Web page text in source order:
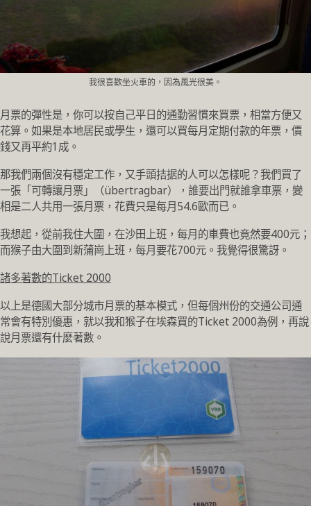
我很喜歡坐火車的，因為風光很美。
月票的彈性是，你可以按自己平日的通勤習慣來買票，相當方便又
花算。如果是本地居民或學生，還可以買每月定期付款的年票，價
錢又再平約1成。
那我們兩個沒有穩定工作，又手頭拮据的人可以怎樣呢？我們買了
一張「可轉讓月票」（übertragbar），誰要出門就誰拿車票，變
相是二人共用一張月票，花費只是每月54.6歐而已。
我想起，從前我住大圍，在沙田上班，每月的車費也竟然要400元；
而猴子由大圍到新蒲崗上班，每月要花700元。我覺得很驚訝。
諸多著數的Ticket 2000
以上是德國大部分城市月票的基本模式，但每個州份的交通公司通
常會有特別優惠，就以我和猴子在埃森買的Ticket 2000為例，再說
說月票還有什麼著數。